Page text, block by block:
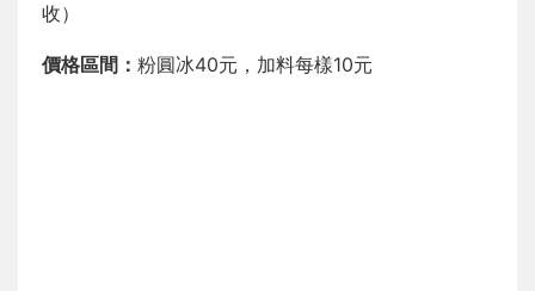
收）
價格區間： 粉圓冰40元，加料每樣10元